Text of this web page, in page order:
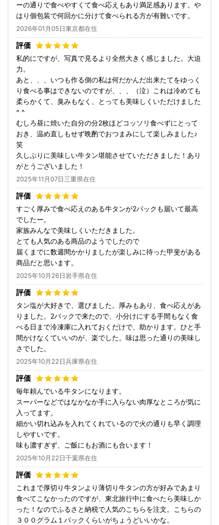
ーの通りで食べやすくて食べ応えもあり満足感あります。や
はり個包装で何回かに分けて食べられる方が有難いです。
2026年01月05日東京都在住
私的にですが、写真で見るより全然大きく感じました。大迫
力。
あと、、、いつも作る側の私は何だかんだ出来たてをゆっく
り食べる事はできないのですが、、、（泣）これは冷めても
柔らかくて、臭みもなく、とっても美味しくいただけました
^ ^
むしろ昼に焼いた自分の分2枚ほどコッソリ食べずにとって
おき、温め直しもせず晩酌でおつまみにして楽しみました♪
笑
久しぶりに美味しい牛タン堪能させていただきました！あり
がとうございました！
2025年11月07日三重県在住
すごく厚みで食べ応えのある牛タンが2パックも届いて最高
でしたー。
家族みんなで美味しくいただきました。
とても人気のある商品のようでしたので
届くまでに数週間かかりましたが楽しみに待った甲斐がある
商品だと思います。
2025年10月26日岩手県在住
タン塩が大好きで、選びました。厚みもあり、食べ応えがあ
りました。2パックで来たので、小分けにする手間もなく食
べる日まで冷凍庫に入れておくだけで、助かります。ひと手
間かけなくていいのが、楽でした。味は思った通りの美味し
さでした。
2025年10月22日兵庫県在住
毎年頼んでいる牛タンになります。
スーパーなどではなかなか手に入らない肉厚なところが気に
入ってます。
細かい切れ込みを入れてくれているので火の通りも早く調理
しやすいです。
味も濃すぎず、ご飯にもお酒にも合います！
2025年10月22日千葉県在住
これまで厚切り牛タンより薄切り牛タンの方が好みであまり
食べてこなかったのですが、東北旅行中に食べたら美味しか
った！なのでふるさと納税で人気のこちらを注文。こちらの
３００グラム１パックくらいがちょうどいいかな。